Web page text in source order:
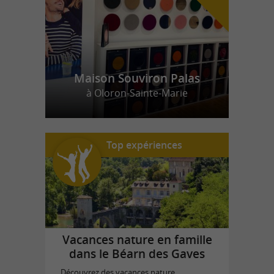
Maison Souviron Palas
à Oloron-Sainte-Marie
Top expériences
Vacances nature en famille
dans le Béarn des Gaves